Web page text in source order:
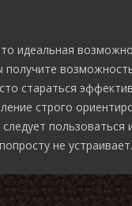
идеальная
получите
стараться
строго
не